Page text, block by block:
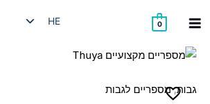
לתוכן
0
HE
גבות,מספריים לגבות